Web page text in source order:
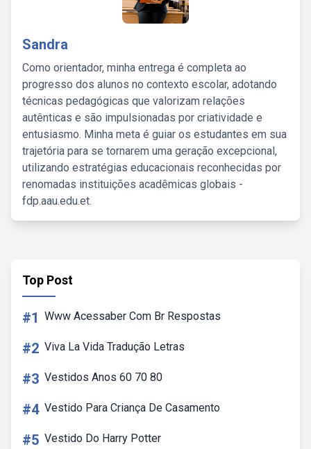
Sandra
Como orientador, minha entrega é completa ao
progresso dos alunos no contexto escolar, adotando
técnicas pedagógicas que valorizam relações
autênticas e são impulsionadas por criatividade e
entusiasmo. Minha meta é guiar os estudantes em sua
trajetória para se tornarem uma geração excepcional,
utilizando estratégias educacionais reconhecidas por
renomadas instituições acadêmicas globais -
fdp.aau.edu.et.
Top Post
#1 Www Acessaber Com Br Respostas
#2 Viva La Vida Tradução Letras
#3 Vestidos Anos 60 70 80
#4 Vestido Para Criança De Casamento
#5 Vestido Do Harry Potter